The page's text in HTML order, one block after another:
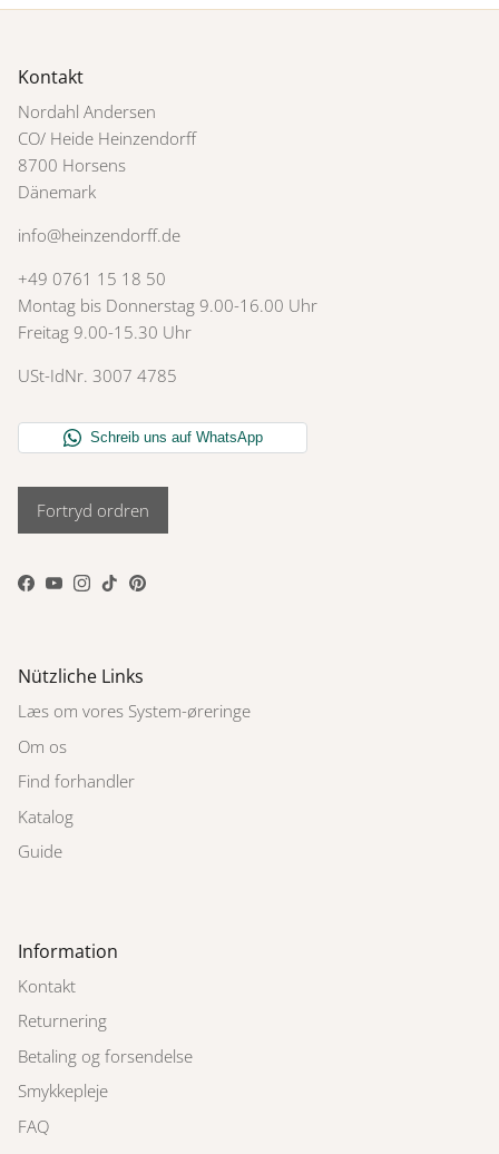
Kontakt
Nordahl Andersen
CO/ Heide Heinzendorff
8700 Horsens
Dänemark
info@heinzendorff.de
+49 0761 15 18 50
Montag bis Donnerstag 9.00-16.00 Uhr
Freitag 9.00-15.30 Uhr
USt-IdNr. 3007 4785
Fortryd ordren
Facebook
YouTube
Instagram
TikTokPinterest
Nützliche Links
Læs om vores System-øreringe
Om os
Find forhandler
Katalog
Guide
Information
Kontakt
Returnering
Betaling og forsendelse
Smykkepleje
FAQ